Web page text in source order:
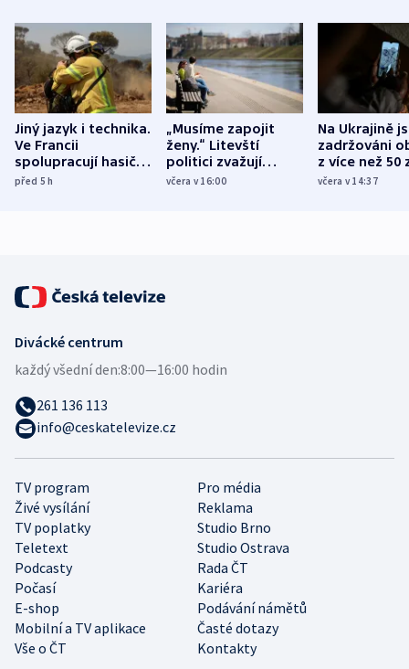
Jiný jazyk i technika.
Ve Francii
spolupracují hasiči z
různých zemí
před 5h
„Musíme zapojit
ženy.“ Litevští
politici zvažují
dohodu o
včera v 16:00
Na Ukrajině
zadržováni
z více než 50
Bojovali na
včera v 14:37
TV program
Pro média
Živé vysílání
Reklama
TV poplatky
Studio Brno
Teletext
Studio Ostrava
Podcasty
Rada ČT
Počasí
Kariéra
E-shop
Podávání námětů
Mobilní a TV aplikace
Časté dotazy
Vše o ČT
Kontakty
Divácké centrum
každý všední den:8:00—16:00 hodin
261 136 113
info@ceskatelevize.cz